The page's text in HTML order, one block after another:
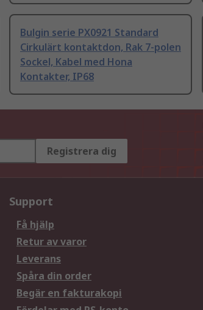
Bulgin serie PX0921 Standard
Cirkulärt kontaktdon, Rak 7-polen
Sockel, Kabel med Hona
Kontakter, IP68
Registrera dig
Support
Få hjälp
Retur av varor
Leverans
Spåra din order
Begär en fakturakopi